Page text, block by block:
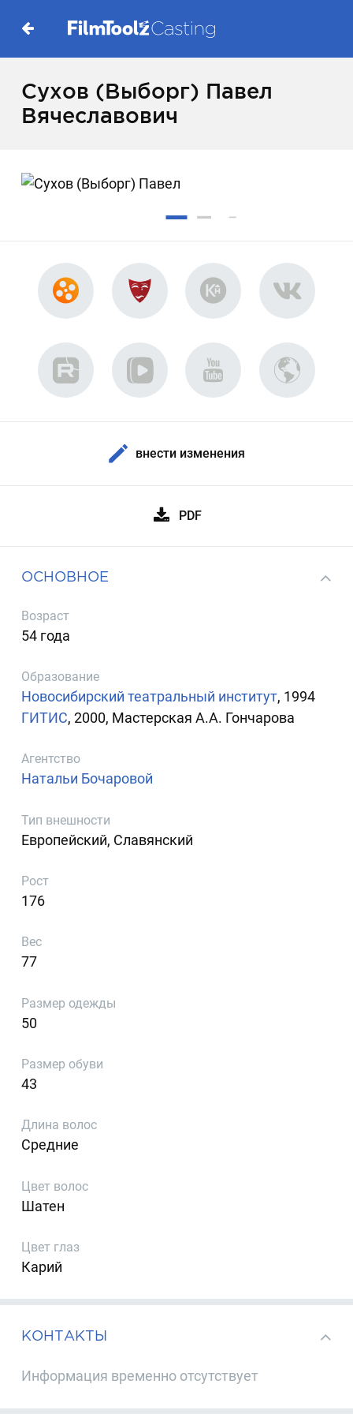
Сухов (Выборг) Павел
Вячеславович
внести изменения
PDF
ОСНОВНОЕ
Возраст
54 года
Образование
Новосибирский театральный институт, 1994
ГИТИС, 2000, Мастерская А.А. Гончарова
Агентство
Натальи Бочаровой
Тип внешности
Европейский, Славянский
Рост
176
Вес
77
Размер одежды
50
Размер обуви
43
Длина волос
Средние
Цвет волос
Шатен
Цвет глаз
Карий
КОНТАКТЫ
Информация временно отсутствует